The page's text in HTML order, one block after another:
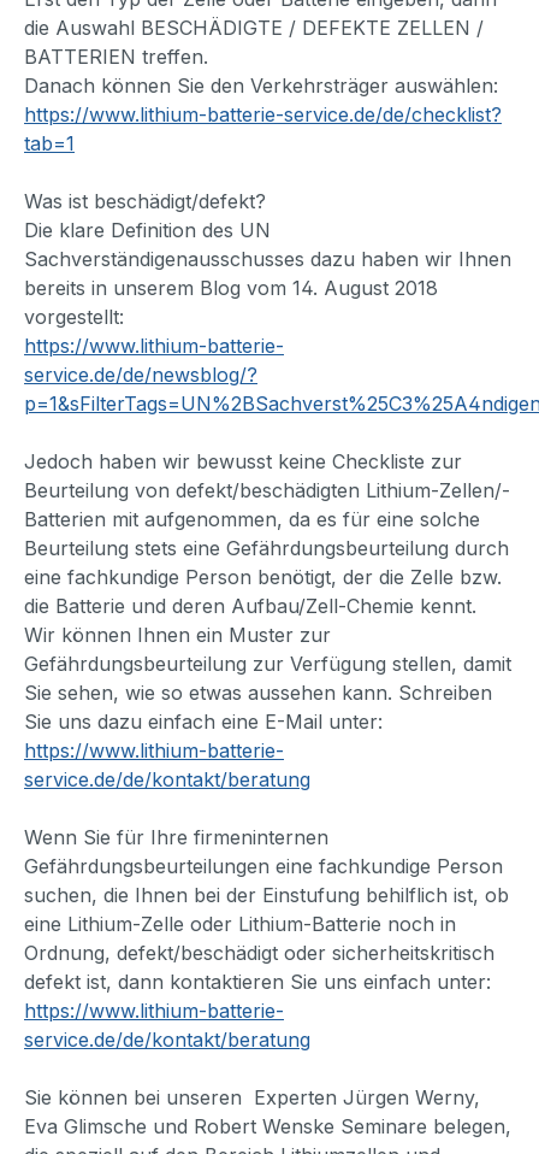
die Auswahl BESCHÄDIGTE / DEFEKTE ZELLEN /
BATTERIEN treffen.
Danach können Sie den Verkehrsträger auswählen:
https://www.lithium-batterie-service.de/de/checklist?
tab=1
Was ist beschädigt/defekt?
Die klare Definition des UN
Sachverständigenausschusses dazu haben wir Ihnen
bereits in unserem Blog vom 14. August 2018
vorgestellt:
https://www.lithium-batterie-
service.de/de/newsblog/?
Jedoch haben wir bewusst keine Checkliste zur
Beurteilung von defekt/beschädigten Lithium-Zellen/-
Batterien mit aufgenommen, da es für eine solche
Beurteilung stets eine Gefährdungsbeurteilung durch
eine fachkundige Person benötigt, der die Zelle bzw.
die Batterie und deren Aufbau/Zell-Chemie kennt.
Wir können Ihnen ein Muster zur
Gefährdungsbeurteilung zur Verfügung stellen, damit
Sie sehen, wie so etwas aussehen kann. Schreiben
Sie uns dazu einfach eine E-Mail unter:
https://www.lithium-batterie-
service.de/de/kontakt/beratung
Wenn Sie für Ihre firmeninternen
Gefährdungsbeurteilungen eine fachkundige Person
suchen, die Ihnen bei der Einstufung behilflich ist, ob
eine Lithium-Zelle oder Lithium-Batterie noch in
Ordnung, defekt/beschädigt oder sicherheitskritisch
defekt ist, dann kontaktieren Sie uns einfach unter:
https://www.lithium-batterie-
service.de/de/kontakt/beratung
Sie können bei unseren Experten Jürgen Werny,
Eva Glimsche und Robert Wenske Seminare belegen,